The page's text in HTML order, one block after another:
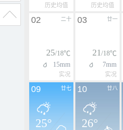
历史均值 历史均值
二十
02
25/18℃
15mm
实况
廿一
03
21/18℃
7mm
实况
廿七
09
25°
廿八
10
26°